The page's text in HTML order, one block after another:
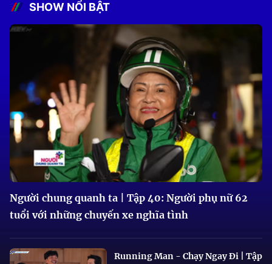
SHOW NỔI BẬT
Người chung quanh ta | Tập 40: Người phụ nữ 62
tuổi với những chuyến xe nghĩa tình
Running Man - Chạy Ngay Đi | Tập